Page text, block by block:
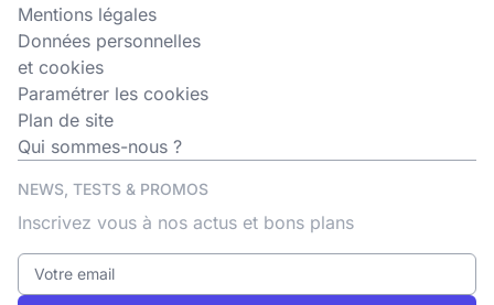
Mentions légales
Données personnelles
et cookies
Paramétrer les cookies
Plan de site
Qui sommes-nous ?
NEWS, TESTS & PROMOS
Inscrivez vous à nos actus et bons plans